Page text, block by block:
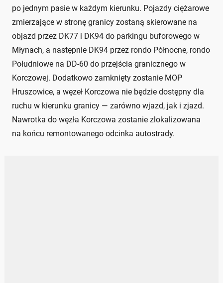
po jednym pasie w każdym kierunku. Pojazdy ciężarowe
zmierzające w stronę granicy zostaną skierowane na
objazd przez DK77 i DK94 do parkingu buforowego w
Młynach, a następnie DK94 przez rondo Północne, rondo
Południowe na DD-60 do przejścia granicznego w
Korczowej. Dodatkowo zamknięty zostanie MOP
Hruszowice, a węzeł Korczowa nie będzie dostępny dla
ruchu w kierunku granicy — zarówno wjazd, jak i zjazd.
Nawrotka do węzła Korczowa zostanie zlokalizowana
na końcu remontowanego odcinka autostrady.